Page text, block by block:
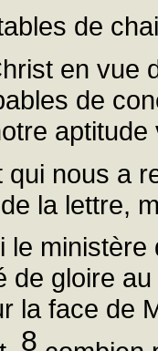
de
en vue
de
aptitude
qui nous a
la lettre,
le
de gloire
la face de
8